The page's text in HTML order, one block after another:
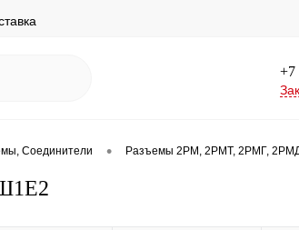
+7
Соединители • Разъемы 2РМ, 2РМТ, 2РМГ,